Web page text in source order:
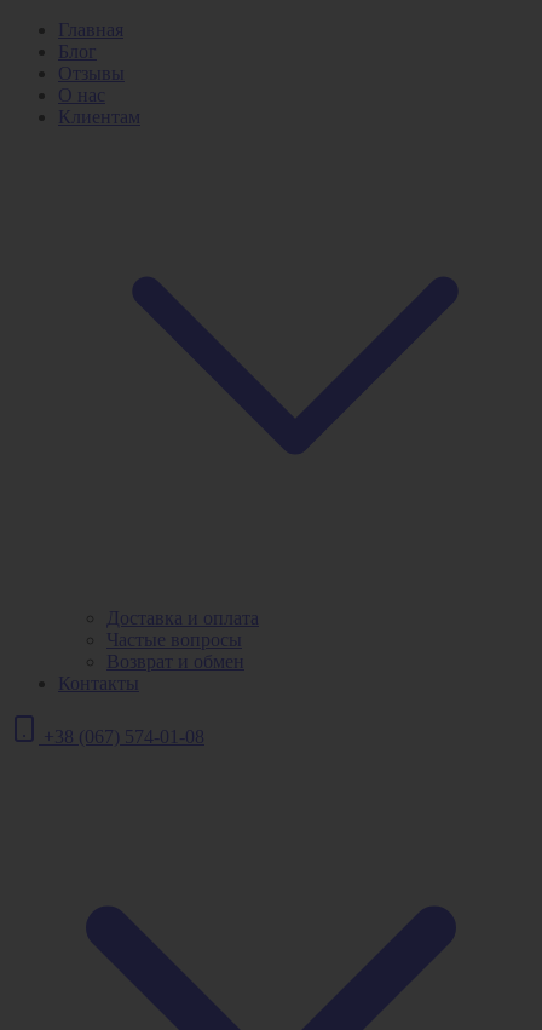
Главная
Блог
Отзывы
О нас
Клиентам
Доставка и оплата
Частые вопросы
Возврат и обмен
Контакты
+38 (067) 574-01-08